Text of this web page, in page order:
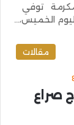
توفي
الخميس،…
مقالات
صراع